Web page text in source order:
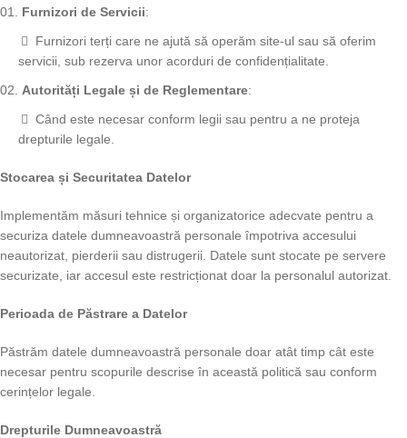
Furnizori de Servicii:
Furnizori terți care ne ajută să operăm site-ul sau să oferim
servicii, sub rezerva unor acorduri de confidențialitate.
Autorități Legale și de Reglementare:
Când este necesar conform legii sau pentru a ne proteja
drepturile legale.
Stocarea și Securitatea Datelor
Implementăm măsuri tehnice și organizatorice adecvate pentru a
securiza datele dumneavoastră personale împotriva accesului
neautorizat, pierderii sau distrugerii. Datele sunt stocate pe servere
securizate, iar accesul este restricționat doar la personalul autorizat.
Perioada de Păstrare a Datelor
Păstrăm datele dumneavoastră personale doar atât timp cât este
necesar pentru scopurile descrise în această politică sau conform
cerințelor legale.
Drepturile Dumneavoastră